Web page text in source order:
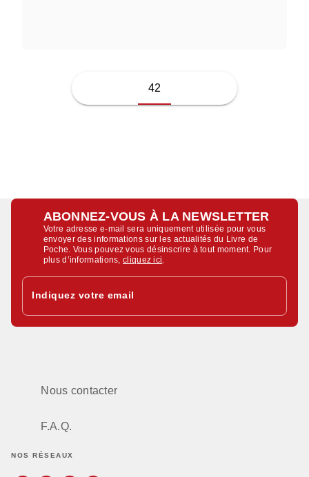
42
ABONNEZ-VOUS À LA NEWSLETTER
Votre adresse e-mail sera uniquement utilisée pour vous
envoyer des informations sur les actualités du Livre de
Poche. Vous pouvez vous désinscrire à tout moment. Pour
plus d’informations,cliquez ici
Indiquez votre email
Nous contacter
F.A.Q.
NOS RÉSEAUX